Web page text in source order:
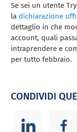
Se sei un utente
la dichiarazione
dettaglio in che
account, quali
intraprendere e
per tutto febbraio.
CONDIVIDI